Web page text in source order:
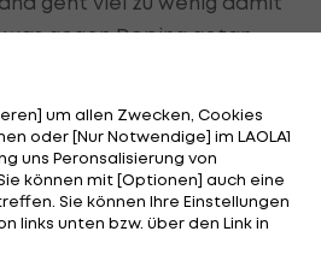
gegen Doping getan
Millionen Euro nur für die
schon sehen lassen. Du
Pharmazie wird immer
sein. Aber es gibt einfach
positive Fälle, weil so viel
um allen Zwecken, Cookies
oder [Nur Notwendige] im LAOLA1
uns Peronsalisierung von
können mit [Optionen] auch eine
Sie können Ihre Einstellungen
links unten bzw. über den Link in